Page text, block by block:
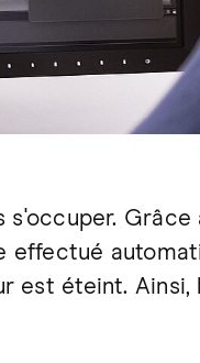
Grâce
est éteint. Ainsi,